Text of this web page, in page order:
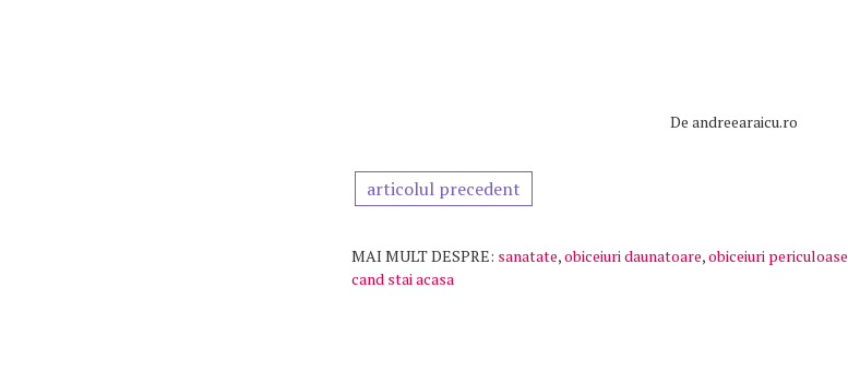
De andreearaicu.ro
articolul precedent
MAI MULT DESPRE: sanatate,obiceiuri daunatoare,obiceiuri periculoase
cand stai acasa